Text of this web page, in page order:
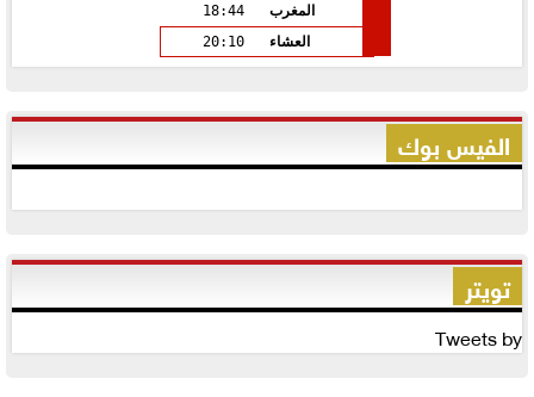
المغرب
18:44
العشاء
20:10
الفيس بوك
تويتر
Tweets by